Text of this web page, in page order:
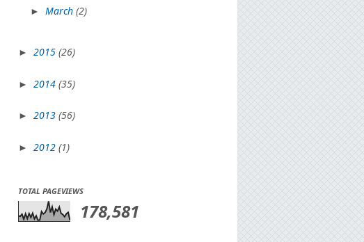
► March (2)
► 2015 (26)
► 2014 (35)
► 2013 (56)
► 2012 (1)
TOTAL PAGEVIEWS
178,581